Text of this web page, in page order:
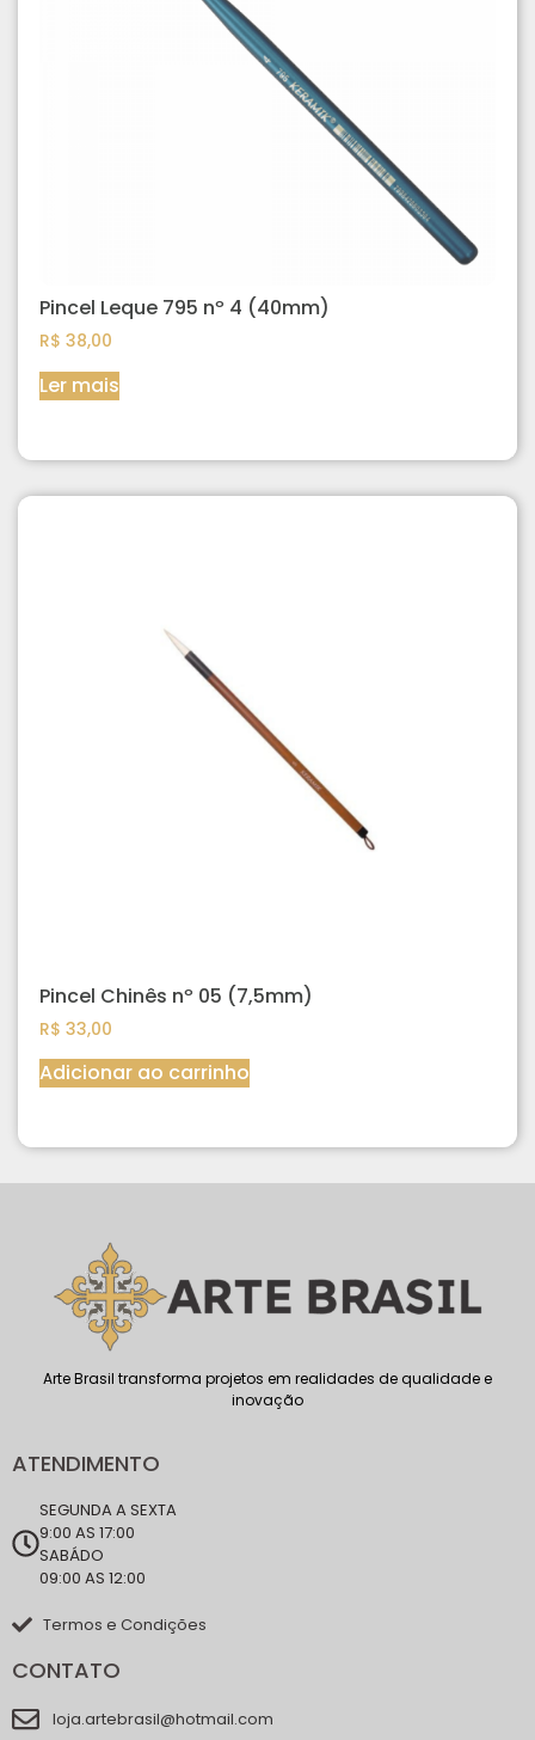
Pincel Leque 795 nº 4 (40mm)
R$ 38,00
Ler mais
Pincel Chinês nº 05 (7,5mm)
R$ 33,00
Adicionar ao carrinho
Arte Brasil transforma projetos em realidades de qualidade e
inovação
ATENDIMENTO
SEGUNDA A SEXTA
9:00 AS 17:00
SABÁDO
09:00 AS 12:00
Termos e Condições
CONTATO
loja.artebrasil@hotmail.com